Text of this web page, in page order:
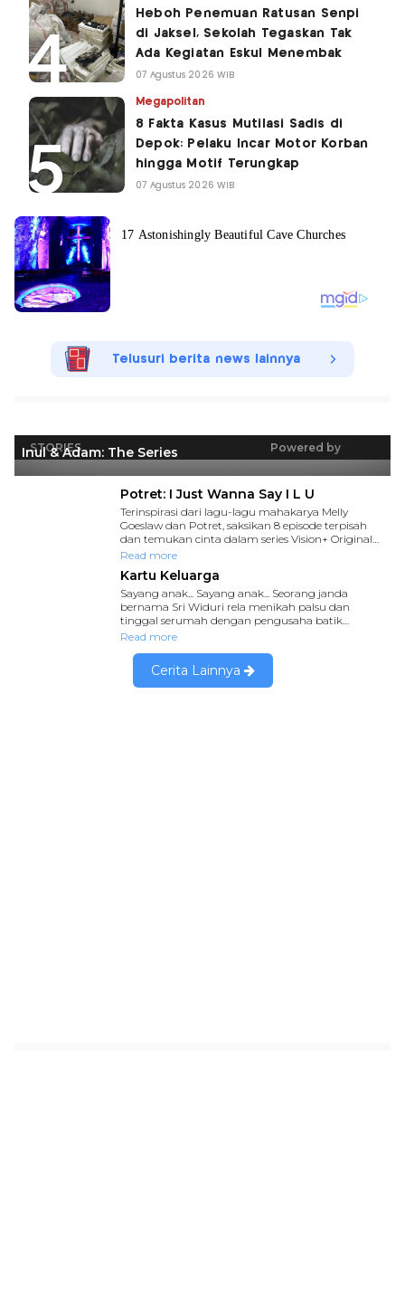
Heboh Penemuan Ratusan Senpi
di Jaksel, Sekolah Tegaskan Tak
Ada Kegiatan Eskul Menembak
07 Agustus 2026 WIB
Megapolitan
8 Fakta Kasus Mutilasi Sadis di
Depok: Pelaku Incar Motor Korban
hingga Motif Terungkap
07 Agustus 2026 WIB
Telusuri berita news lainnya